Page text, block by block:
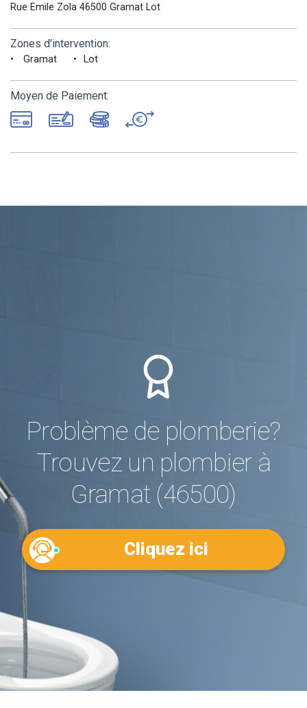
Rue Emile Zola 46500 Gramat Lot
Zones d'intervention:
Gramat Lot
Moyen de Paiement:
Problème de plomberie?
Trouvez un plombier à
Gramat (46500)
Cliquez ici